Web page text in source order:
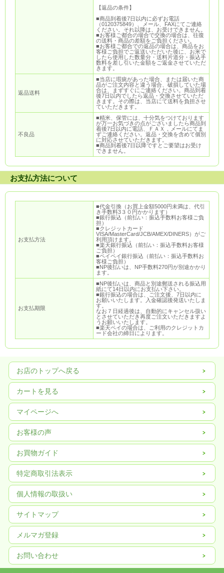
【返品の条件】
■商品到着後7日以内に必ずお電話
（0120375849）、メール、FAXにてご連絡
ください。それ以降は、お受けできません。
■お客様ご都合の場合で交換の場合は、往復
の送料・商品の差額をご負担ください。
■お客様ご都合での返品の場合は、商品をお
客様ご負担でご返送いただいた後に、お米で
したら使用した数量分・送料片道分・振込手
数料を差し引いた金額をご返金させていただ
きます。
返品送料
■当店に瑕疵があった場合、または届いた商
品がご注文内容と違う場合、破損していた場
合は、まずすぐにご連絡ください。商品到着
後7日以内でしたら返品・交換させていただ
きます。その際は、当店にて送料を負担させ
ていただきます。
不良品
■精米、保管には、十分気をつけております
が万一お気づきの点がございましたら商品到
着後7日以内に電話、ＦＡＸ，メールにてま
ずご連絡ください。返品・交換を含めて個別
に対応させていただきます。
■商品到着後7日以降ですとご要望はお受け
できません。
お支払方法について
お支払方法
■代金引換（お買上金額5000円未満は、代引
き手数料3３０円かかります）
■銀行振込（前払い：振込手数料お客様ご負
担）
■クレジットカード
VISA/MasterCard/JCB/AMEX/DINERS）がご
利用頂けます。
■楽天銀行振込（前払い：振込手数料お客様
ご負担）
■ペイペイ銀行振込（前払い：振込手数料お
客様ご負担）
■NP後払いは、NP手数料270円が別途かかり
ます。
お支払期限
■NP後払いは、商品と別途郵送される振込用
紙にて14日以内にお支払い下さい。
■銀行振込の場合は、ご注文後、7日以内に
お願いいたします。入金確認後発送いたしま
す。
なお７日経過後は、自動的にキャンセル扱い
とさせていただき再度ご注文いただきますよ
うお願いいたします。
■楽天ペイの場合は、ご利用のクレジットカ
ード会社の締日によります。
お店のトップへ戻る
カートを見る
マイページへ
お客様の声
お買物ガイド
特定商取引法表示
個人情報の取扱い
サイトマップ
メルマガ登録
お問い合わせ